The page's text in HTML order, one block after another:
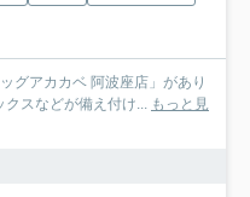
グアカカベ 阿波座店」があり
スなどが備え付け...
もっと見